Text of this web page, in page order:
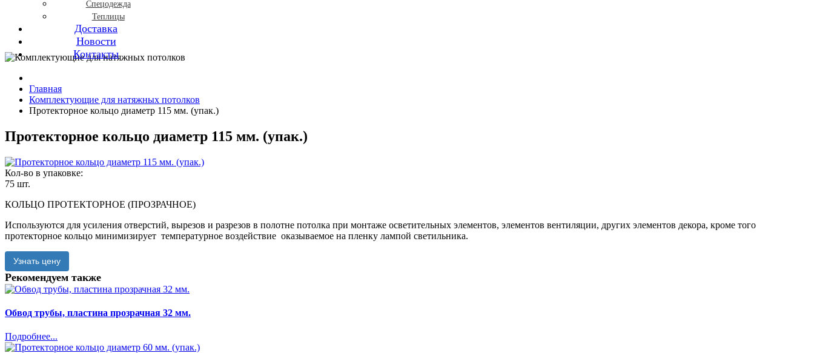
Спецодежда
Теплицы
Доставка
Новости
Контакты
Главная
Комплектующие для натяжных потолков
Протекторное кольцо диаметр 115 мм. (упак.)
Протекторное кольцо диаметр 115 мм. (упак.)
Кол-во в упаковке:
75 шт.
КОЛЬЦО ПРОТЕКТОРНОЕ (ПРОЗРАЧНОЕ)
Используются для усиления отверстий, вырезов и разрезов в полотне потолка при монтаже осветительных элементов, элементов вентиляции, других элементов декора, кроме того
протекторное кольцо минимизирует температурное воздействие оказываемое на пленку лампой светильника.
Узнать цену
Рекомендуем также
Обвод трубы, пластина прозрачная 32 мм.
Подробнее...